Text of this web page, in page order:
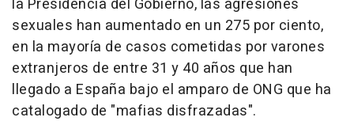
sexuales han aumentado en un 275 por ciento,
en la mayoría de casos cometidas por varones
extranjeros de entre 31 y 40 años que han
llegado a España bajo el amparo de ONG que ha
catalogado de "mafias disfrazadas".